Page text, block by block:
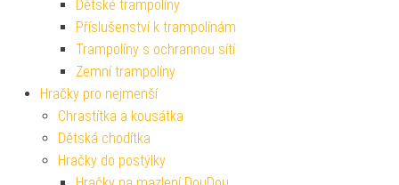
Dětské trampolíny
Příslušenství k trampolínám
Trampolíny s ochrannou sítí
Zemní trampolíny
Hračky pro nejmenší
Chrastítka a kousátka
Dětská chodítka
Hračky do postýlky